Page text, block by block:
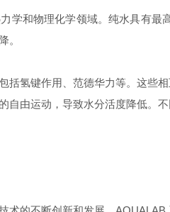
学和物理化学领域。纯水具有最
。
括氢键作用、范德华力等。这些
自由运动，导致水分活度降低。